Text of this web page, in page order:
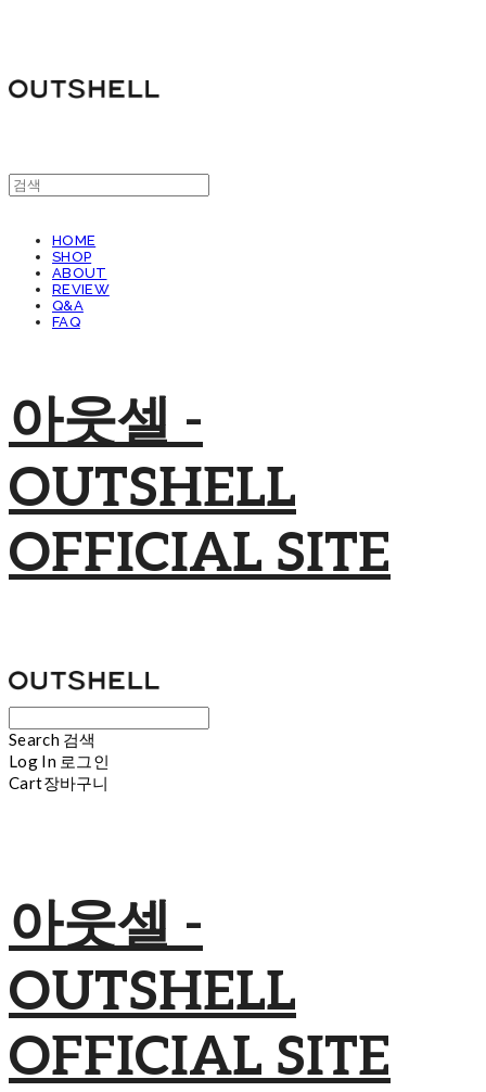
HOME
SHOP
ABOUT
REVIEW
Q&A
FAQ
아웃셀 -
OUTSHELL
OFFICIAL SITE
Search 검색
Log In 로그인
Cart장바구니
아웃셀 -
OUTSHELL
OFFICIAL SITE